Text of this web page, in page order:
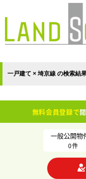
一戸建て × 埼京線 の検索結
無料会員登録で
一般公開物
0件